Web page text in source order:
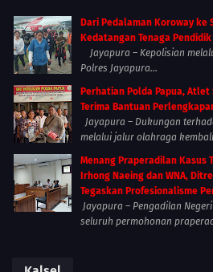
Dari Pedalaman Koroway ke
Kedatangan Tenaga
Jayapura – Kepolisian
Polres Jayapura...
Perhatian Polda Papua, Atlet
Terima Bantuan
Jayapura – Dukungan
melalui jalur olahraga
Menang Praperadilan Kasus
Irhong Naeing dan WNA,
Tegaskan Profesionalisme
Jayapura – Pengadilan
seluruh permohonan